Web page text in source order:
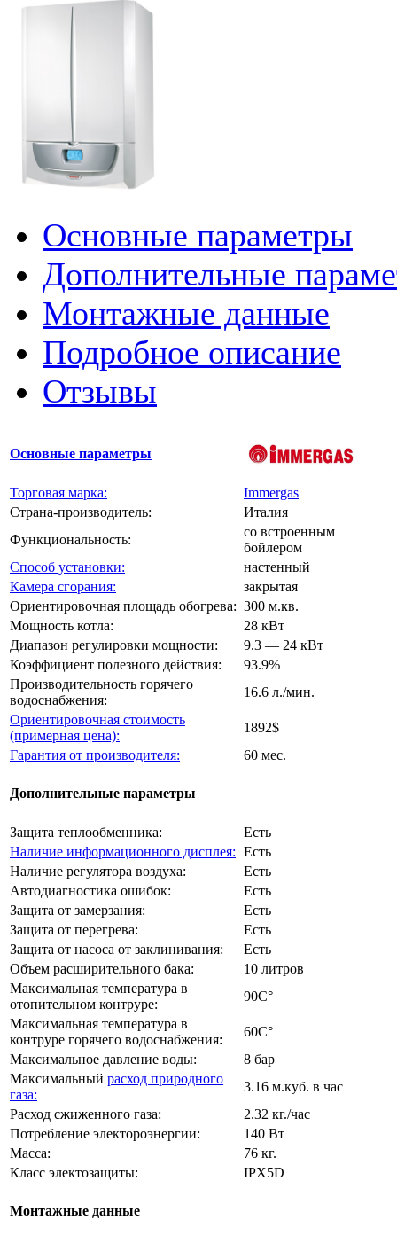
Основные параметры
Дополнительные
Монтажные данные
Подробное описание
Отзывы
Основные параметры
Торговая марка:
Immergas
Страна-производитель:
Италия
Функциональность:
со встроенным
бойлером
Способ установки:
настенный
Камера сгорания:
закрытая
Ориентировочная площадь обогрева: 300 м.кв.
Мощность котла:
28 кВт
Диапазон регулировки мощности:
9.3 — 24 кВт
Коэффициент полезного действия:
93.9%
Производительность горячего
водоснабжения:
16.6 л./мин.
Ориентировочная стоимость
(примерная цена):
1892$
Гарантия от производителя:
60 мес.
Дополнительные параметры
Защита теплообменника:
Есть
Наличие информационного дисплея: Есть
Наличие регулятора воздуха:
Есть
Автодиагностика ошибок:
Есть
Защита от замерзания:
Есть
Защита от перегрева:
Есть
Защита от насоса от заклинивания:
Есть
Объем расширительного бака:
10 литров
Максимальная температура в
отопительном контруре:
90C°
Максимальная температура в
контруре горячего водоснабжения:
60C°
Максимальное давление воды:
8 бар
Максимальный расход природного
газа:
3.16 м.куб. в час
Расход сжиженного газа:
2.32 кг./час
Потребление электороэнергии:
140 Вт
Масса:
76 кг.
Класс электозащиты:
IPX5D
Монтажные данные